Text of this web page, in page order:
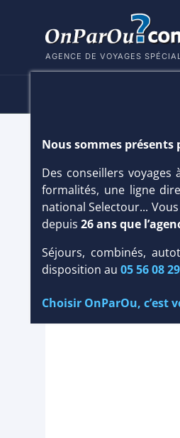
AGENCE DE VOYAGES
HÔTEL THE
Kenya /Cote sud de
Nous sommes présents
Des conseillers voyages
formalités, une ligne
national Selectour...
depuis 26 ans que
Séjours, combinés,
disposition au 05 56 08
Choisir OnParOu, c’est